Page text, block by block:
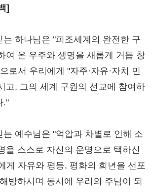
]
는 하나님은 "피조세계의 완전한 구
여 온 우주와 생명을 새롭게 거듭 창
로서 우리에게 "자주·자유·자치 민
고, 그의 세계 구원의 선교에 참여하
."
는 예수님은 "억압과 차별로 인해 소
을 스스로 자신의 운명으로 택하신
게 자유와 평등, 평화의 희년을 선포
방하시며 동시에 우리의 주님이 되